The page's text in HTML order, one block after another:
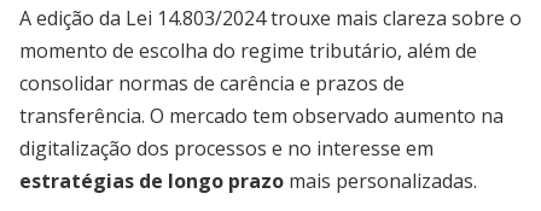
A edição da Lei 14.803/2024 trouxe mais clareza sobre o
momento de escolha do regime tributário, além de
consolidar normas de carência e prazos de
transferência. O mercado tem observado aumento na
digitalização dos processos e no interesse em
estratégias de longo prazo mais personalizadas.